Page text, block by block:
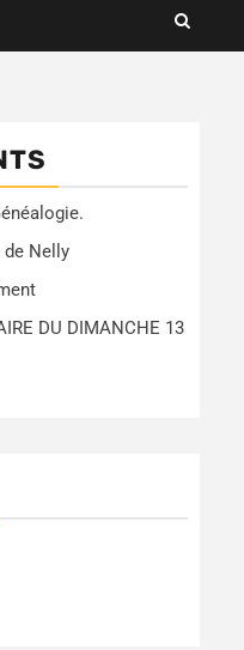
de Nelly
DU DIMANCHE 13